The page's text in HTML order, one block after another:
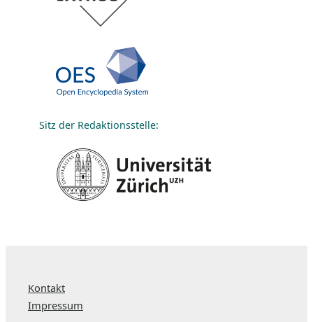
Sitz der Redaktionsstelle:
Kontakt
Impressum